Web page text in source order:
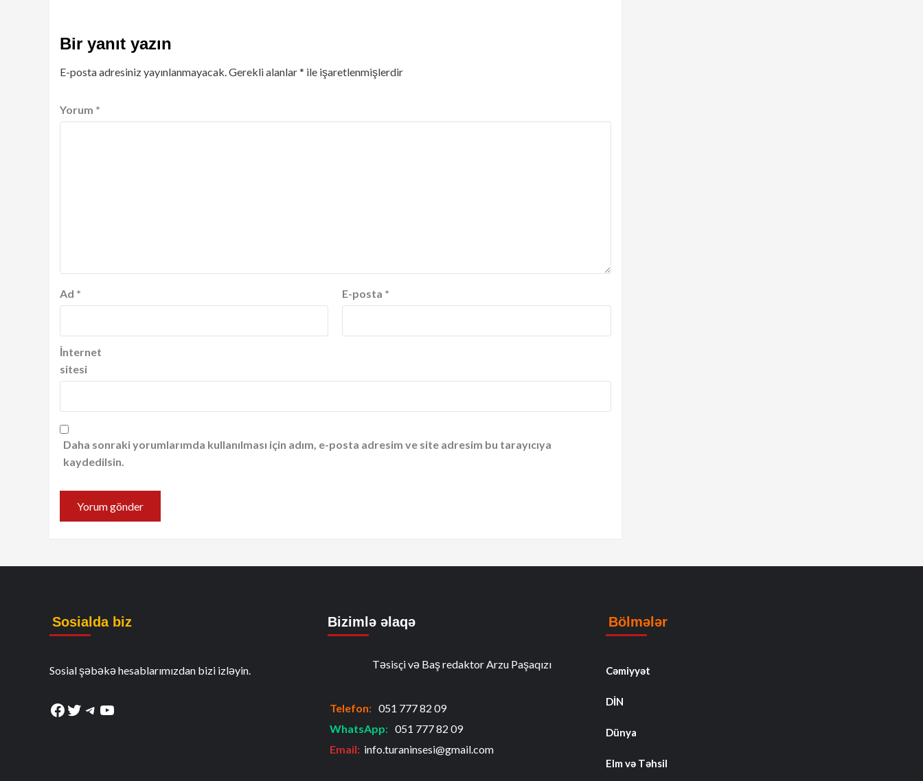
Bir yanıt yazın
E-posta adresiniz yayınlanmayacak.Gerekli alanlar* ile işaretlenmişlerdir
Yorum *
Ad * E-posta *
İnternet
sitesi
Daha sonraki yorumlarımda kullanılması için adım, e-posta adresim ve site adresim bu tarayıcıya
kaydedilsin.
Sosialda biz
Sosial şəbəkə hesablarımızdan bizi izləyin.
Facebook
Twitter
Telegram
YouTube
Bizimlə əlaqə
Təsisçi və Baş redaktor Arzu Paşaqızı
Telefon: 051 777 82 09
WhatsApp: 051 777 82 09
Email: info.turaninsesi@gmail.com
Bölmələr
Cəmiyyət
DİN
Dünya
Elm və Təhsil